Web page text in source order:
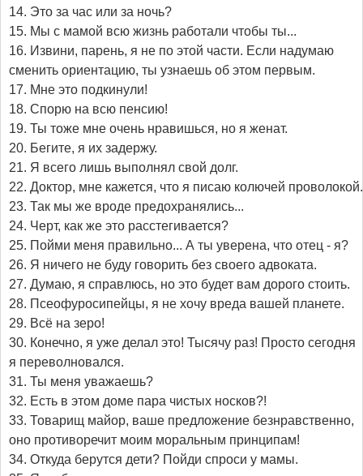
14. Это за час или за ночь?
15. Мы с мамой всю жизнь работали чтобы ты...
16. Извини, парень, я не по этой части. Если надумаю
сменить ориентацию, ты узнаешь об этом первым.
17. Мне это подкинули!
18. Спорю на всю пенсию!
19. Ты тоже мне очень нравишься, но я женат.
20. Бегите, я их задержу.
21. Я всего лишь выполнял свой долг.
22. Доктор, мне кажется, что я писаю колючей проволокой.
23. Так мы же вроде предохранялись...
24. Черт, как же это расстегивается?
25. Пойми меня правильно... А ты уверена, что отец - я?
26. Я ничего не буду говорить без своего адвоката.
27. Думаю, я справлюсь, но это будет вам дорого стоить.
28. Псеофуросипейцы, я не хочу вреда вашей планете.
29. Всё на зеро!
30. Конечно, я уже делал это! Тысячу раз! Просто сегодня
я переволновался.
31. Ты меня уважаешь?
32. Есть в этом доме пара чистых носков?!
33. Товарищ майор, ваше предложение безнравственно,
оно противоречит моим моральным принципам!
34. Откуда берутся дети? Пойди спроси у мамы.